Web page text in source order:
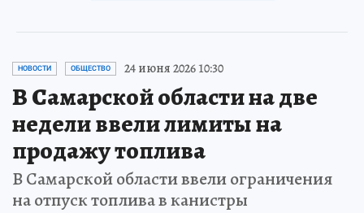
НОВОСТИ ОБЩЕСТВО 24 июня 2026 10:30
В Самарской области на две
недели ввели лимиты на
продажу топлива
В Самарской области ввели ограничения
на отпуск топлива в канистры